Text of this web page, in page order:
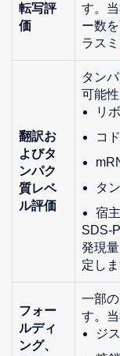
転写評
価
す。
ー数
ラス
翻訳お
よびタ
ンパク
質レベ
ル評価
タン
可能
リ
コ
タ
宿
SDS-
発現
定しま
フォー
ルディ
ング、
一部
す。
ジ